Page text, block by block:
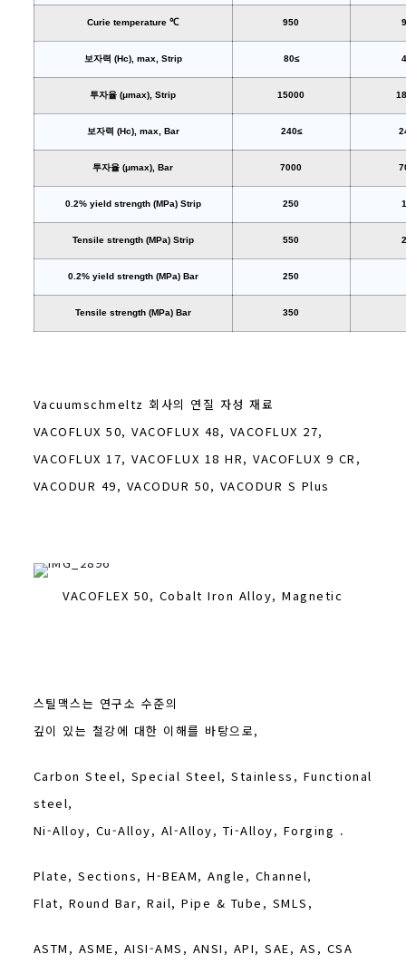
Curie temperature ℃ 950
보자력 (Hc), max, Strip 80≤
투자율 (μmax), Strip 15000
보자력 (Hc), max, Bar 240≤
투자율 (μmax), Bar 7000
0.2% yield strength (MPa) Strip 250
Tensile strength (MPa) Strip 550
0.2% yield strength (MPa) Bar 250
Tensile strength (MPa) Bar 350
Vacuumschmeltz 회사의 연질 자성 재료
VACOFLUX 50, VACOFLUX 48, VACOFLUX 27,
VACOFLUX 17, VACOFLUX 18 HR, VACOFLUX 9 CR,
VACODUR 49, VACODUR 50, VACODUR S Plus
VACOFLEX 50, Cobalt Iron Alloy, Magnetic
스틸맥스는 연구소 수준의
깊이 있는 철강에 대한 이해를 바탕으로,
Carbon Steel, Special Steel, Stainless, Functional
steel,
Ni-Alloy, Cu-Alloy, Al-Alloy, Ti-Alloy, Forging .
Plate, Sections, H-BEAM, Angle, Channel,
Flat, Round Bar, Rail, Pipe & Tube, SMLS,
ASTM, ASME, AISI-AMS, ANSI, API, SAE, AS, CSA